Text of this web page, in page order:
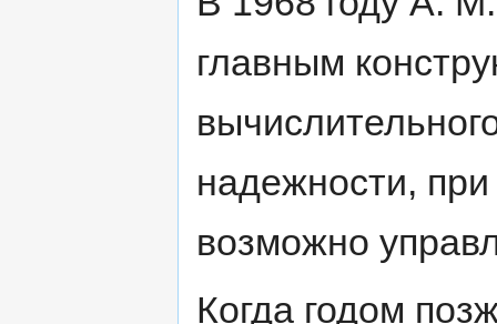
главным
надежности,
возможно
Когда годом